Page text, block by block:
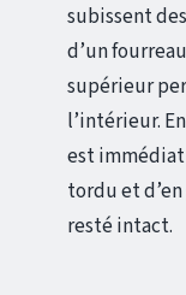
subissent
d’un
supérieur
l’intérieur.
est
tordu et
resté intact.